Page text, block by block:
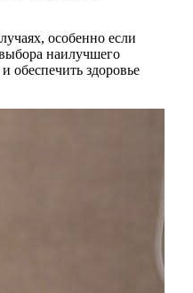
особенно если
наилучшего
обеспечить здоровье